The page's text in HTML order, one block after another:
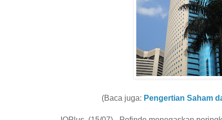
(Baca juga: Pengertian Saham